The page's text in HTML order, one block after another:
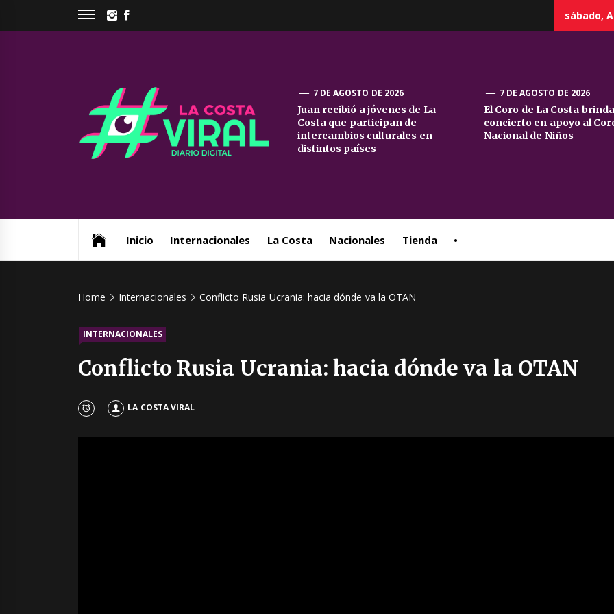
INSTAGRAM
sábado,
La
Costa
7 DE AGOSTO DE 2026
Juan recibió a jóvenes de La
Costa que participan de
intercambios culturales en
distintos países
7 DE AGOSTO DE 2026
El Coro de La Costa
concierto en apoyo al
Nacional de Niños
Inicio Internacionales La Costa Nacionales Tienda •
Home Internacionales Conflicto Rusia Ucrania: hacia dónde va la OTAN
INTERNACIONALES
Conflicto Rusia Ucrania: hacia dónde va la OTAN
LA COSTA VIRAL